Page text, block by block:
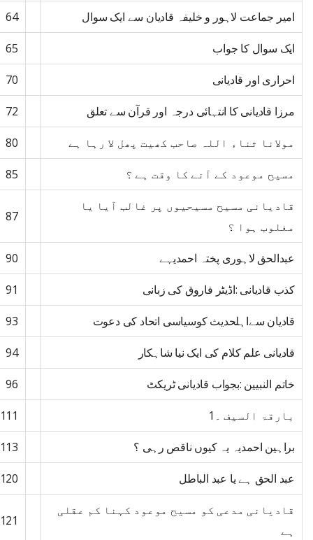
امیر جماعت لاہور و خلیفہ قادیان سے ایک سوال 64
ایک سوال کا جواب 65
احراری اور قادیانی 70
مرزا قادیانی کا انتہائی درجہ اور قرآن سے تعلق 72
مولانا ثناء اللہ صاحب کھیت پھل لا رہا ہے 80
مسیح موعود کے آنے کا وقت ہے ؟ 85
قادیانی مسیح مسیحیوں پر غالب آیا یا
مغلوب ہوا ؟
87
عبدالحق لاہوری پختہ احمدیہے 90
کذب قادیانی :اڈیٹر فاروق کی زبانی 91
قادیان سےاہلحدیث کوسیاسی اتحاد کی دعوت 93
قادیانی علم کلام کی ایک نیا شاہکار 94
خاتم النبیین :بجواب قادیانی ٹریکٹ 96
بارقۃ السیف ۔1 111
براہین احمدیہ یہ کیوں ناقص رہی ؟ 113
عبد الحق ہے یا عبد الباطل 120
قادیانی مدعی کو مسیح موعود کہنا کم عقلی
ہے
121